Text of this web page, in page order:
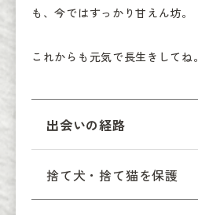
も、今ではすっかり甘えん坊。
これからも元気で長生きしてね。
出会いの経路
捨て犬・捨て猫を保護